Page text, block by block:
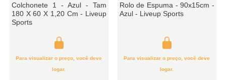
Colchonete 1 - Azul - Tam
180 X 60 X 1,20 Cm - Liveup
Sports
Para visualizar o preço, você deve
logar.
Rolo de Espuma - 90x15cm -
Azul - Liveup Sports
Para visualizar o preço, você deve
logar.